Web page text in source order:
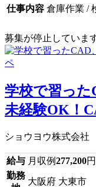
仕事内容 倉庫作業 /
募集が停止していま
学校で習っ
未経験OK！
ショウヨウ株式会社
給与 月収例277,200円
勤務
大阪府 大東市